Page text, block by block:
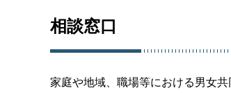
相談窓口
家庭や地域、職場等における男女共